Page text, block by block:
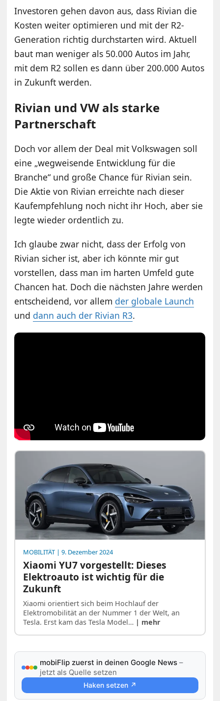
Investoren gehen davon aus, dass Rivian die
Kosten weiter optimieren und mit der R2-
Generation richtig durchstarten wird. Aktuell
baut man weniger als 50.000 Autos im Jahr,
mit dem R2 sollen es dann über 200.000 Autos
in Zukunft werden.
Rivian und VW als starke
Partnerschaft
Doch vor allem der Deal mit Volkswagen soll
eine „wegweisende Entwicklung für die
Branche“ und große Chance für Rivian sein.
Die Aktie von Rivian erreichte nach dieser
Kaufempfehlung noch nicht ihr Hoch, aber sie
legte wieder ordentlich zu.
Ich glaube zwar nicht, dass der Erfolg von
Rivian sicher ist, aber ich könnte mir gut
vorstellen, dass man im harten Umfeld gute
Chancen hat. Doch die nächsten Jahre werden
entscheidend, vor allem der globale Launch
und dann auch der Rivian R3.
MOBILITÄT | 9. Dezember 2024
Xiaomi YU7 vorgestellt: Dieses
Elektroauto ist wichtig für die
Zukunft
Xiaomi orientiert sich beim Hochlauf der
Elektromobilität an der Nummer 1 der Welt, an
Tesla. Erst kam das Tesla Model… | mehr
mobiFlip zuerst in deinen Google News –
jetzt als Quelle setzen
Haken setzen ↗